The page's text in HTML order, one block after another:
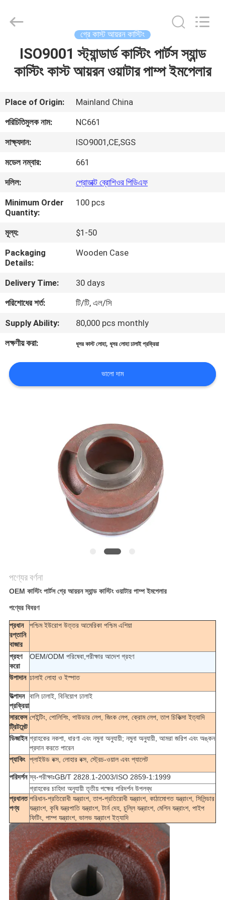
ভিডিও
আমাদের
সম্বন্ধে
কারখানা
পরিদর্শন
গুণমান
নিয়ন্ত্রণ
আমাদের
সাথে
যোগাযোগ
খবর
Foundry
CO.,LTD.
গ্রে কাস্ট আয়রন কাস্টিং
ISO9001 স্ট্যান্ডার্ড কাস্টিং পার্টস স্যান্ড
কাস্টিং কাস্ট আয়রন ওয়াটার পাম্প ইমপেলার
Place of Origin:
Mainland China
পরিচিতিমুলক নাম:
NC661
সাক্ষ্যদান:
ISO9001,CE,SGS
মডেল নম্বার:
661
দলিল:
প্রোডাক্ট ব্রোশিওর পিডিএফ
Minimum Order
Quantity:
100 pcs
মূল্য:
$1-50
Packaging
Details:
Wooden Case
Delivery Time:
30 days
পরিশোধের শর্ত:
টি/টি, এল/সি
Supply Ability:
80,000 pcs monthly
লক্ষণীয় করা:
ধূসর কাস্ট লোহা,ধূসর লোহা ঢালাই প্রক্রিয়া
ভালো দাম
পণ্যের বর্ণনা
OEM কাস্টিং পার্টস গ্রে আয়রন স্যান্ড কাস্টিং ওয়াটার পাম্প ইমপেলার
পণ্যের বিবরণ
প্রধান
রপ্তানি
বাজার
পশ্চিম ইউরোপ উত্তর আমেরিকা পশ্চিম এশিয়া
গ্রহণ
করো
OEM/ODM পরিষেবা,পরীক্ষার আদেশ গ্রহণ
উপাদান ঢালাই লোহা ও ইস্পাত
উত্পাদন
প্রক্রিয়া
বালি ঢালাই, বিনিয়োগ ঢালাই
সারফেস
ট্রিটমেন্ট
পেইন্টিং, পোলিশিং, পাউডার লেপ, জিংক লেপ, ক্রোম লেপ, তাপ চিকিত্সা ইত্যাদি
ডিজাইন গ্রাহকের নকশা, ধারণা এবং নমুনা অনুযায়ী; নমুনা অনুযায়ী, আমরা জরিপ এবং অঙ্কন
প্রদান করতে পারেন
প্যাকিং প্লাইউড বক্স, লোহার বক্স, স্ট্রেচ-ওয়াল এবং প্যালেট
পরিদর্শন স্ব-পরীক্ষাঃGB/T 2828.1-2003/ISO 2859-1:1999
গ্রাহকের চাহিদা অনুযায়ী তৃতীয় পক্ষের পরিদর্শন উপলব্ধ
প্রধানত
পণ্য
পরিধান-প্রতিরোধী যন্ত্রাংশ, তাপ-প্রতিরোধী যন্ত্রাংশ, কাঠামোগত যন্ত্রাংশ, সিলিন্ডার
যন্ত্রাংশ, কৃষি যন্ত্রপাতি যন্ত্রাংশ, টার্ন দেহ, চুল্লি যন্ত্রাংশ, মেশিন যন্ত্রাংশ, পাইপ
ফিটিং, পাম্প যন্ত্রাংশ, ভালভ যন্ত্রাংশ ইত্যাদি